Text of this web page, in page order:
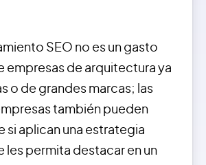
SEO no es un gasto
empresas de arquitectura ya
o de grandes marcas; las
también pueden
si aplican una estrategia
les permita destacar en un